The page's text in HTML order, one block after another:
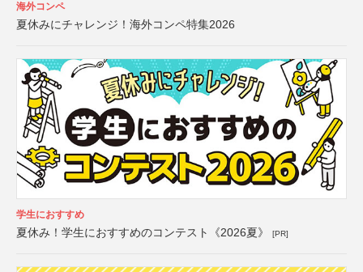
海外コンペ
夏休みにチャレンジ！海外コンペ特集2026
学生におすすめ
夏休み！学生におすすめのコンテスト《2026夏》 [PR]